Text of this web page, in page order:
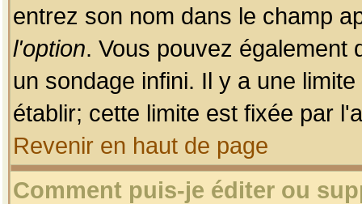
entrez son nom dans le champ
l'option. Vous pouvez également
un sondage infini. Il y a une
établir; cette limite est fixée par
Revenir en haut de page
Comment puis-je éditer ou